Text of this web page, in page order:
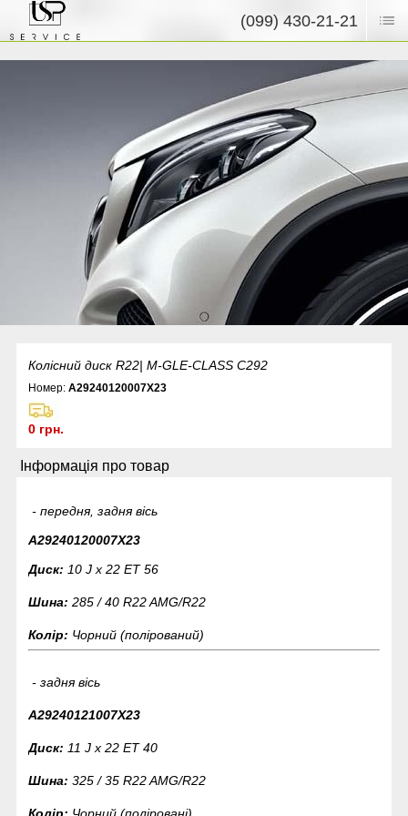
(099) 430-21-21
Колісний диск R22| M-GLE-CLASS C292
Номер:A29240120007X23
0 грн.
Інформація про товар
- передня, задня вісь
A29240120007X23
Диск: 10 J x 22 ET 56
Шина: 285 / 40 R22 AMG/R22
Колір: Чорний (полірований)
- задня вісь
A29240121007X23
Диск: 11 J x 22 ET 40
Шина: 325 / 35 R22 AMG/R22
Колір: Чорний (поліровані)